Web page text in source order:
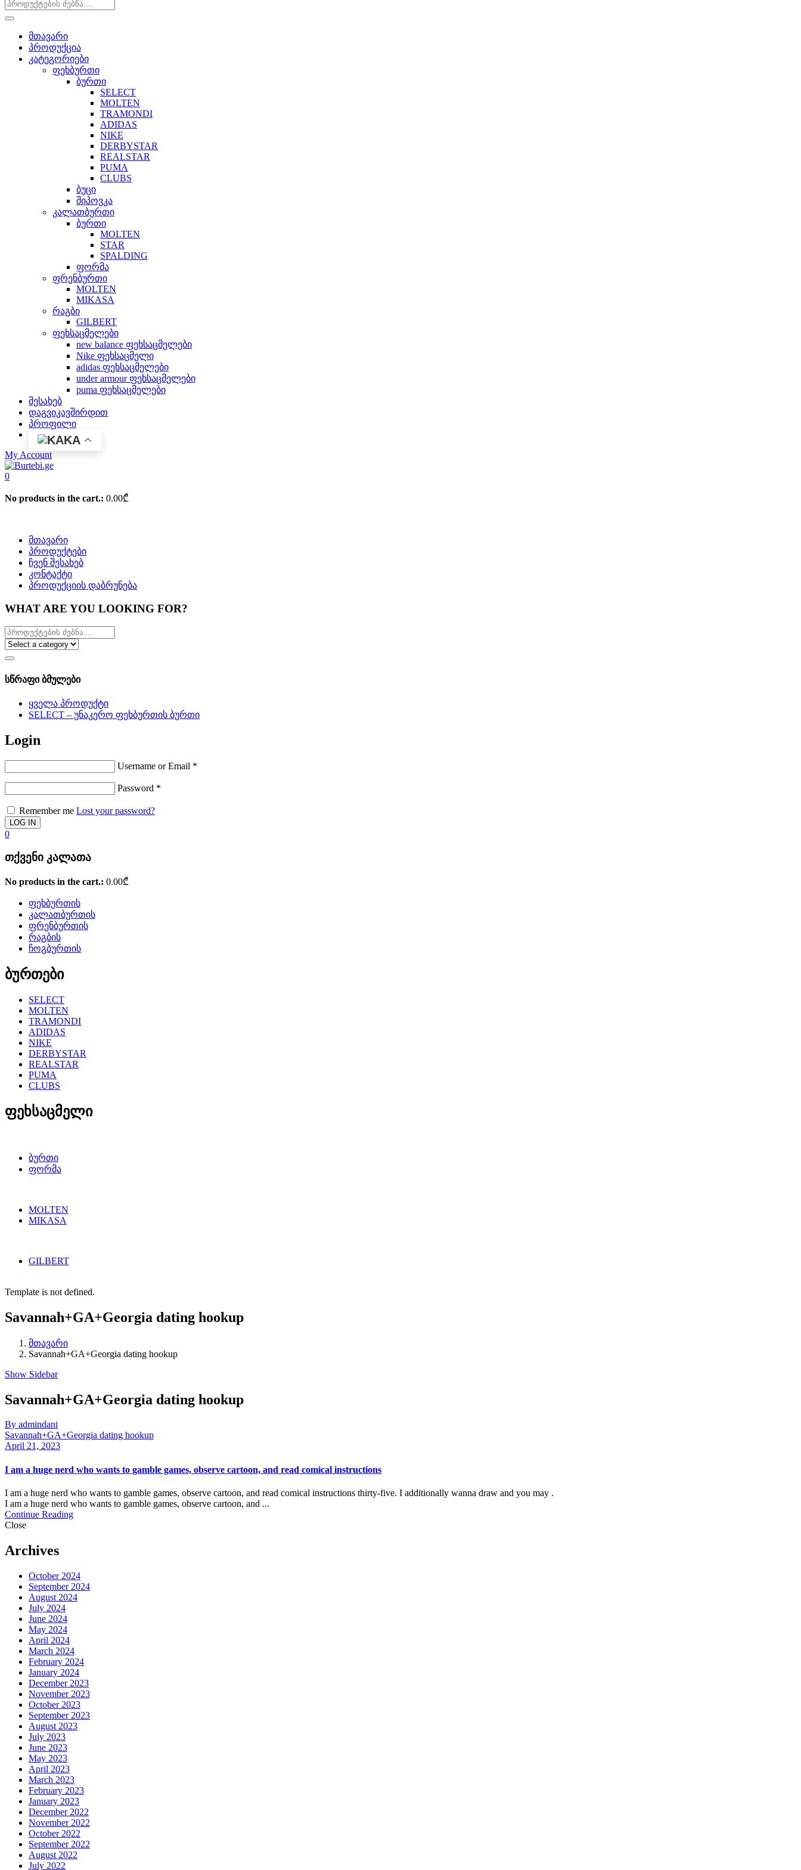
მთავარი
პროდუქცია
კატეგორიები
ფეხბურთი
ბურთი
SELECT
MOLTEN
TRAMONDI
ADIDAS
NIKE
DERBYSTAR
REALSTAR
PUMA
CLUBS
ბუცი
შიპოვკა
კალათბურთი
ბურთი
MOLTEN
STAR
SPALDING
ფორმა
ფრენბურთი
MOLTEN
MIKASA
რაგბი
GILBERT
ფეხსაცმელები
new balance ფეხსაცმელები
Nike ფეხსაცმელი
adidas ფეხსაცმელები
under armour ფეხსაცმელები
puma ფეხსაცმელები
შესახებ
დაგვიკავშირდით
პროფილი
KA
My Account
0
No products in the cart.: 0.00₾
მთავარი
პროდუქტები
ჩვენ შესახებ
კონტაქტი
პროდუქციის დაბრუნება
WHAT ARE YOU LOOKING FOR?
სწრაფი ბმულები
ყველა პროდუქტი
SELECT – უნაკერო ფეხბურთის ბურთი
Login
Username or Email *
Password *
Remember me Lost your password?
0
თქვენი კალათა
No products in the cart.: 0.00₾
ფეხბურთის
კალათბურთის
ფრენბურთის
რაგბის
ჩოგბურთის
ბურთები
SELECT
MOLTEN
TRAMONDI
ADIDAS
NIKE
DERBYSTAR
REALSTAR
PUMA
CLUBS
ფეხსაცმელი
ბურთი
ფორმა
MOLTEN
MIKASA
GILBERT
Template is not defined.
Savannah+GA+Georgia dating hookup
მთავარი
Savannah+GA+Georgia dating hookup
Show Sidebar
Savannah+GA+Georgia dating hookup
By admindani
Savannah+GA+Georgia dating hookup
April 21, 2023
I am a huge nerd who wants to gamble games, observe cartoon, and read comical instructions
I am a huge nerd who wants to gamble games, observe cartoon, and read comical instructions thirty-five. I additionally wanna draw and you may .
I am a huge nerd who wants to gamble games, observe cartoon, and ...
Continue Reading
Close
Archives
October 2024
September 2024
August 2024
July 2024
June 2024
May 2024
April 2024
March 2024
February 2024
January 2024
December 2023
November 2023
October 2023
September 2023
August 2023
July 2023
June 2023
May 2023
April 2023
March 2023
February 2023
January 2023
December 2022
November 2022
October 2022
September 2022
August 2022
July 2022